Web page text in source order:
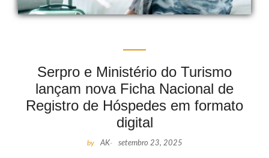
Serpro e Ministério do Turismo
lançam nova Ficha Nacional de
Registro de Hóspedes em formato
digital
by AK- setembro 23, 2025